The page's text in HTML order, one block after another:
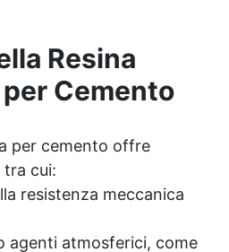
Resina
Cemento
per cemento offre
tra cui:
resistenza meccanica
agenti atmosferici, come